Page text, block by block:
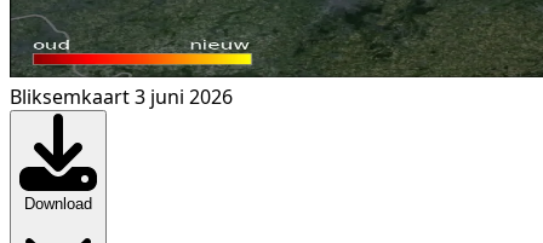
Bliksemkaart 3 juni 2026
Download